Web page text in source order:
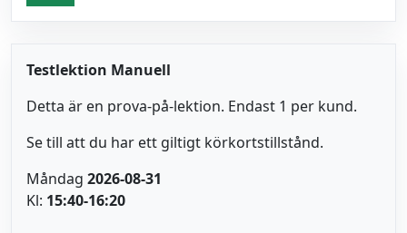
Testlektion Manuell
Detta är en prova-på-lektion. Endast 1 per kund.
Se till att du har ett giltigt körkortstillstånd.
Måndag 2026-08-31
Kl: 15:40-16:20